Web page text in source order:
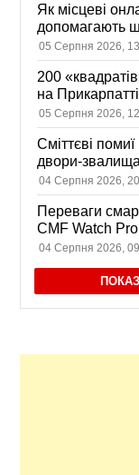
Як місцеві
допомагають
знаходити
місті
05 Серпня 2026,
200
на
садиба, є
05 Серпня 2026,
Сміттєві помиї
двори-
вивозить
04 Серпня 2026,
Переваги
CMF Watch Pro
навушників
04 Серпня 2026,